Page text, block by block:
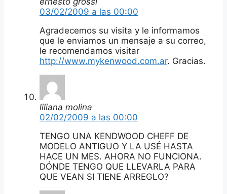
03/02/2009 a las 00:00
Agradecemos su visita y le informamos
que le enviamos un mensaje a su correo,
le recomendamos visitar
http://www.mykenwood.com.ar. Gracias.
liliana molina
02/02/2009 a las 00:00
TENGO UNA KENDWOOD CHEFF DE
MODELO ANTIGUO Y LA USÉ HASTA
HACE UN MES. AHORA NO FUNCIONA.
DÓNDE TENGO QUE LLEVARLA PARA
QUE VEAN SI TIENE ARREGLO?